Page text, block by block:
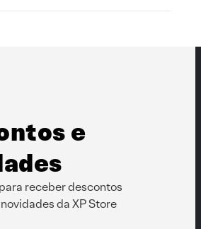
e
receber descontos
da XP Store